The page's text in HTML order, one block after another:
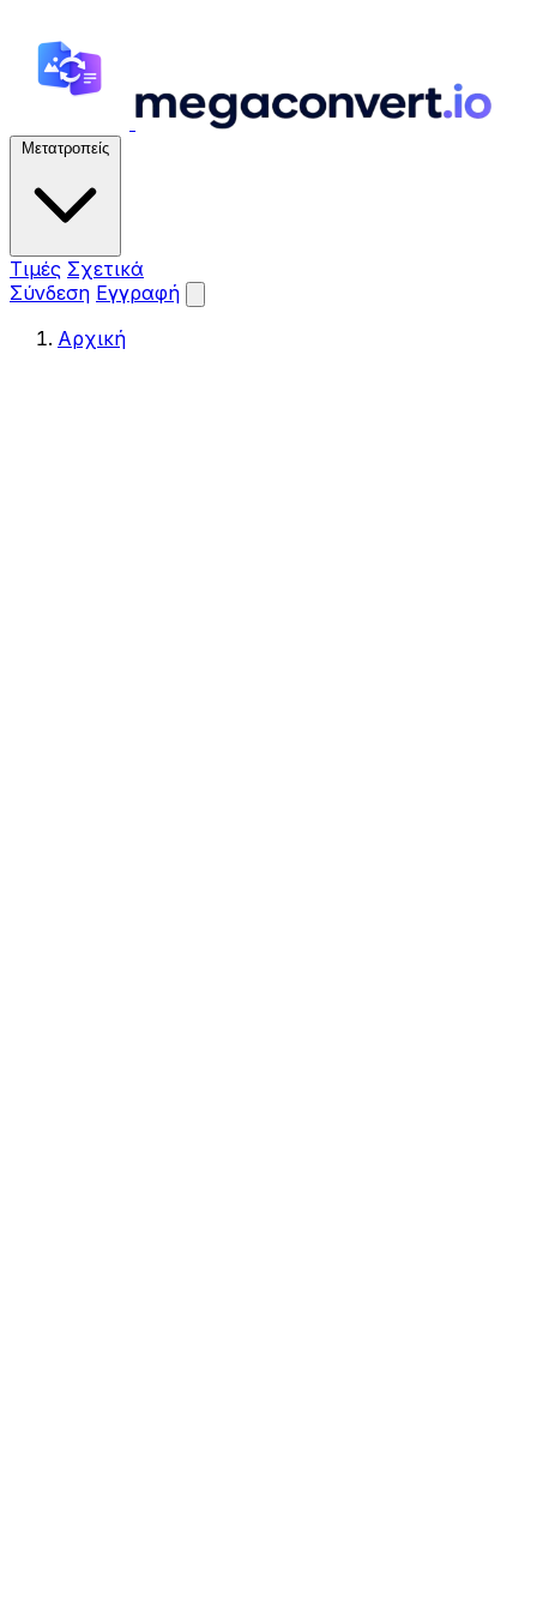
Μετατροπείς
Τιμές Σχετικά
Σύνδεση Εγγραφή
Αρχική